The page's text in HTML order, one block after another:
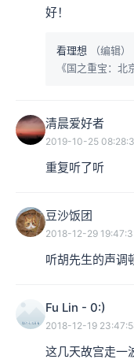
好！
看理想 （编辑）
《国之重宝：北
清晨爱好者
2019-10-25
重复听了听
豆沙饭团
2018-12-29
听胡先生的声
Fu Lin - 0:)
2018-12-19
这几天故宫走一